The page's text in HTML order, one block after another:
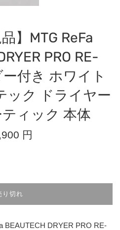
】MTG ReFa
PRO RE-
付き ホワイト
ック ドライヤー
ィック 本体
円
り切れ
BEAUTECH DRYER PRO RE-